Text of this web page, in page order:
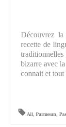
Découvrez la
recette de
bizarre avec
connait et
Ail,Parmesan,